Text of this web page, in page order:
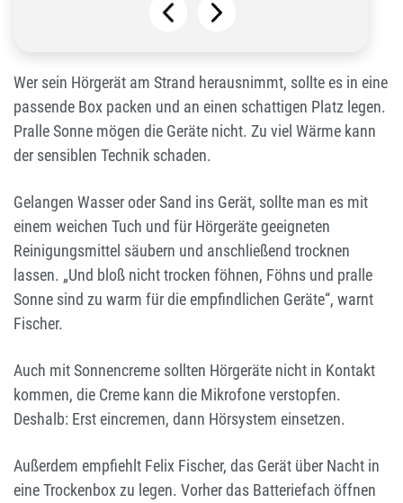
Wer sein Hörgerät am Strand herausnimmt, sollte es in eine
passende Box packen und an einen schattigen Platz legen.
Pralle Sonne mögen die Geräte nicht. Zu viel Wärme kann
der sensiblen Technik schaden.
Gelangen Wasser oder Sand ins Gerät, sollte man es mit
einem weichen Tuch und für Hörgeräte geeigneten
Reinigungsmittel säubern und anschließend trocknen
lassen. „Und bloß nicht trocken föhnen, Föhns und pralle
Sonne sind zu warm für die empfindlichen Geräte“, warnt
Fischer.
Auch mit Sonnencreme sollten Hörgeräte nicht in Kontakt
kommen, die Creme kann die Mikrofone verstopfen.
Deshalb: Erst eincremen, dann Hörsystem einsetzen.
Außerdem empfiehlt Felix Fischer, das Gerät über Nacht in
eine Trockenbox zu legen. Vorher das Batteriefach öffnen